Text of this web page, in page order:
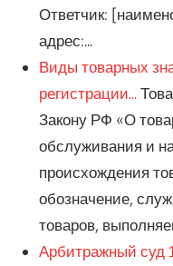
Ответчик:
адрес:...
Виды товарных
регистрации...
Закону РФ «О
обслуживания и
происхождения
обозначение,
товаров,
Арбитражный суд